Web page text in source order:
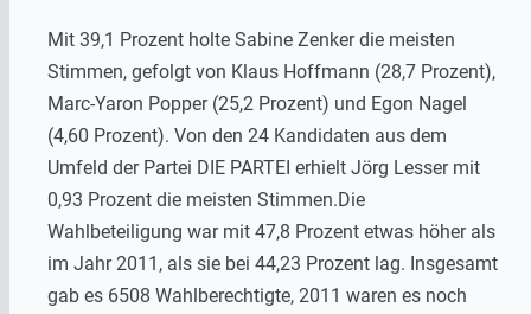
Mit 39,1 Prozent holte Sabine Zenker die meisten
Stimmen, gefolgt von Klaus Hoffmann (28,7 Prozent),
Marc-Yaron Popper (25,2 Prozent) und Egon Nagel
(4,60 Prozent). Von den 24 Kandidaten aus dem
Umfeld der Partei DIE PARTEI erhielt Jörg Lesser mit
0,93 Prozent die meisten Stimmen.Die
Wahlbeteiligung war mit 47,8 Prozent etwas höher als
im Jahr 2011, als sie bei 44,23 Prozent lag. Insgesamt
gab es 6508 Wahlberechtigte, 2011 waren es noch